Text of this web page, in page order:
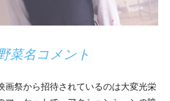
菜名コメント
画祭から招待されているのは大変光栄